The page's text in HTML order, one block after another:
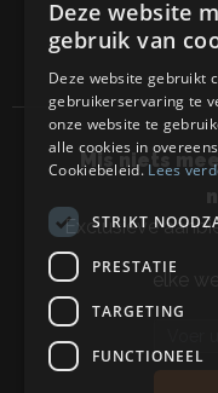
Mis niets
Exclusieve
elke
Deze website
gebruik van
Deze website gebruikt
gebruikerservaring te
onze website te
alle cookies in
Cookiebeleid.Lees
STRIKT
PRESTATIE
TARGETING
FUNCTIONEEL